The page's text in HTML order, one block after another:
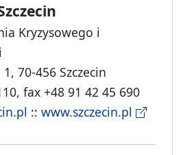
Kryzysowego i
70-456 Szczecin
fax +48 91 42 45 690
:: www.szczecin.pl